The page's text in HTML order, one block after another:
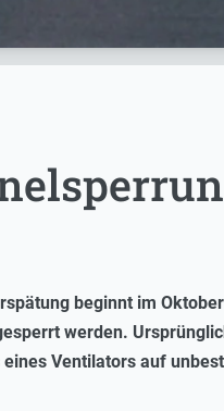
beginnt im
werden.
Ventilators auf